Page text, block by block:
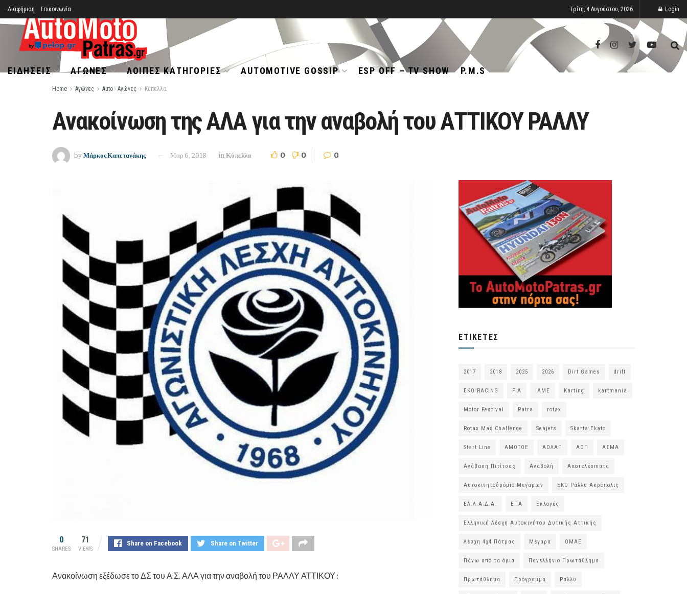
Διαφήμιση Επικοινωνία Τρίτη, 4 Αυγούστου, 2026 Login
ΕΙΔΉΣΕΙΣ ΑΓΏΝΕΣ ΛΟΙΠΈΣ ΚΑΤΗΓΟΡΊΕΣ AUTOMOTIVE GOSSIP ESP OFF – TV SHOW P.M.S
Home Αγώνες Auto - Αγώνες Κύπελλα
Ανακοίνωση της ΑΛΑ για την αναβολή του ΑΤΤΙΚΟΥ ΡΑΛΛΥ
by Μάρκος Καπετανάκης Μαρ 6, 2018 in Κύπελλα 0 0 0
0
SHARES
71
VIEWS
Share on Facebook Share on Twitter
Ανακοίνωση εξέδωσε το ΔΣ του Α.Σ. ΑΛΑ για την αναβολή του ΡΑΛΛΥ ΑΤΤΙΚΟΥ :
ΕΤΙΚΈΤΕΣ
2017 2018 2025 2026 Dirt Games drift
EKO RACING FIA IAME Karting kartmania
Motor Festival Patra rotax
Rotax Max Challenge Seajets Skarta Ekato
Start Line ΑΜΟΤΟΕ ΑΟΛΑΠ ΑΟΠ ΑΣΜΑ
Ανάβαση Πιτίτσας Αναβολή Αποτελέsmατα
Αυτοκινητοδρόμιο Μεγάρων ΕΚΟ Ράλλυ Ακρόπολις
ΕΛ.Λ.Α.Δ.Α. ΕΠΑ Εκλογές
Ελληνική Λέσχη Αυτοκινήτου Δυτικής Αττικής
Λέσχη 4χ4 Πάτρας Μέγαρα ΟΜΑΕ
Πάνω από τα όρια Πανελλήνιο Πρωτάθλημα
Πρωτάθλημα Πρόγραμμα Ράλλυ